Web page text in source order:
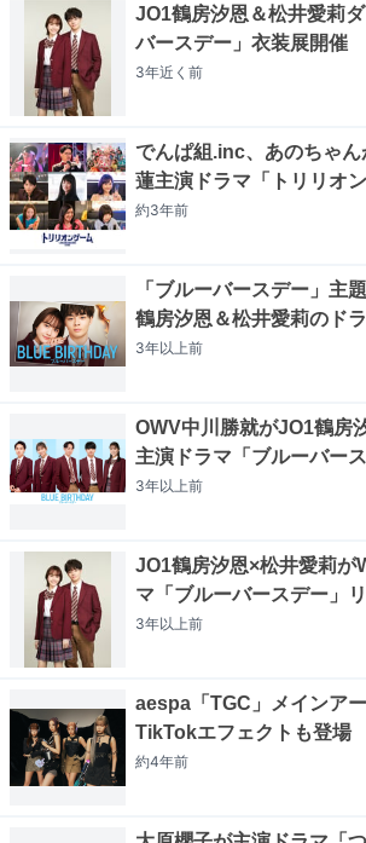
JO1鶴房汐恩＆松井愛莉
バースデー」衣装展開催
3年近く 前
でんぱ組.inc、あのちゃ
蓮主演ドラマ「トリリオ
約3年前
「ブルーバースデー」主
鶴房汐恩＆松井愛莉のド
3年以上前
OWV中川勝就がJO1鶴房
主演ドラマ「ブルーバー
3年以上前
JO1鶴房汐恩×松井愛莉が
マ「ブルーバースデー」
3年以上前
aespa「TGC」メインア
TikTokエフェクトも登場
約4年前